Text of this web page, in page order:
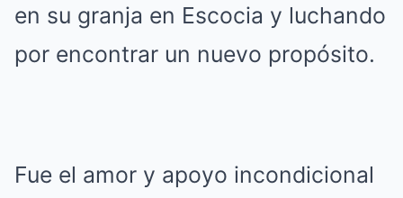
en su granja en Escocia y luchando
por encontrar un nuevo propósito.
Fue el amor y apoyo incondicional